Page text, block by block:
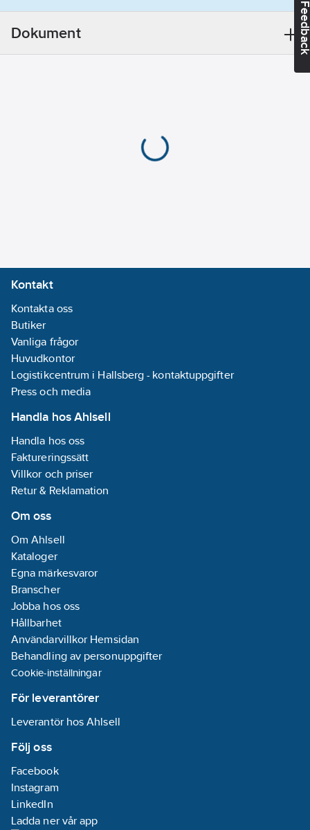
krävs:Nej
Termoplast
Dokument
Kontakt
Kontakta oss
Butiker
Vanliga frågor
Huvudkontor
Logistikcentrum i Hallsberg - kontaktuppgifter
Press och media
Handla hos Ahlsell
Handla hos oss
Faktureringssätt
Villkor och priser
Retur & Reklamation
Om oss
Om Ahlsell
Kataloger
Egna märkesvaror
Branscher
Jobba hos oss
Hållbarhet
Användarvillkor Hemsidan
Behandling av personuppgifter
Cookie-inställningar
För leverantörer
Leverantör hos Ahlsell
Följ oss
Facebook
Instagram
LinkedIn
Ladda ner vår app